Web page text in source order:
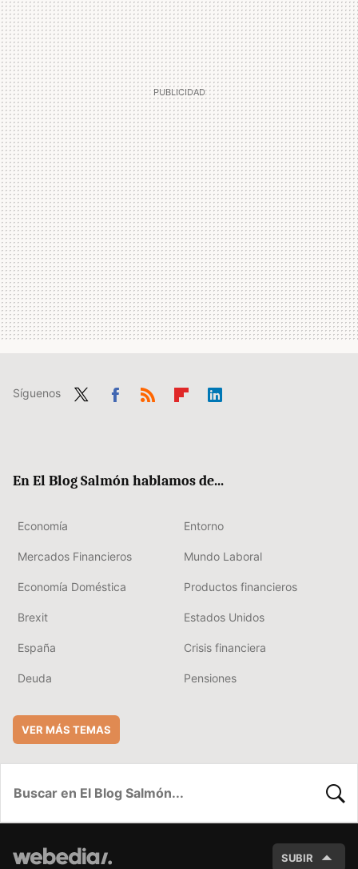
Síguenos
En El Blog Salmón hablamos de...
Economía Entorno
Mercados Financieros Mundo Laboral
Economía Doméstica Productos financieros
Brexit Estados Unidos
España Crisis financiera
Deuda Pensiones
VER MÁS TEMAS
SUBIR